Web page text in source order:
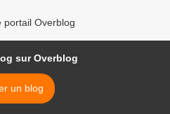
portail Overblog
sur Overblog
un blog